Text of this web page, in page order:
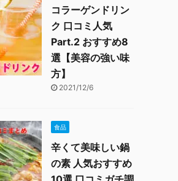
コラーゲンドリン
ク 口コミ人気
Part.2 おすすめ8
選【美容の強い味
方】
2021/12/6
食品
辛くて美味しい鍋
の素 人気おすすめ